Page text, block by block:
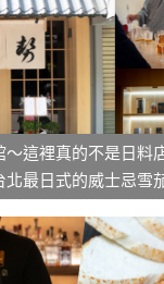
這裡真的不是日料
最日式的威士忌雪